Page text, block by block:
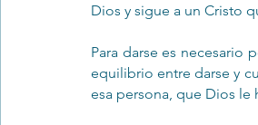
Dios y sigue a un Cristo
Para darse es necesario
equilibrio entre darse y
esa persona, que Dios le